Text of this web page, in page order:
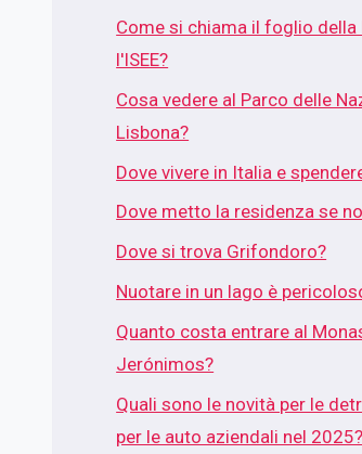
Come si chiama il foglio della
l'ISEE?
Cosa vedere al Parco delle
Lisbona?
Dove vivere in Italia e
Dove metto la residenza se
Dove si trova Grifondoro?
Nuotare in un lago è
Quanto costa entrare al
Jerónimos?
Quali sono le novità per le
per le auto aziendali nel 2025?